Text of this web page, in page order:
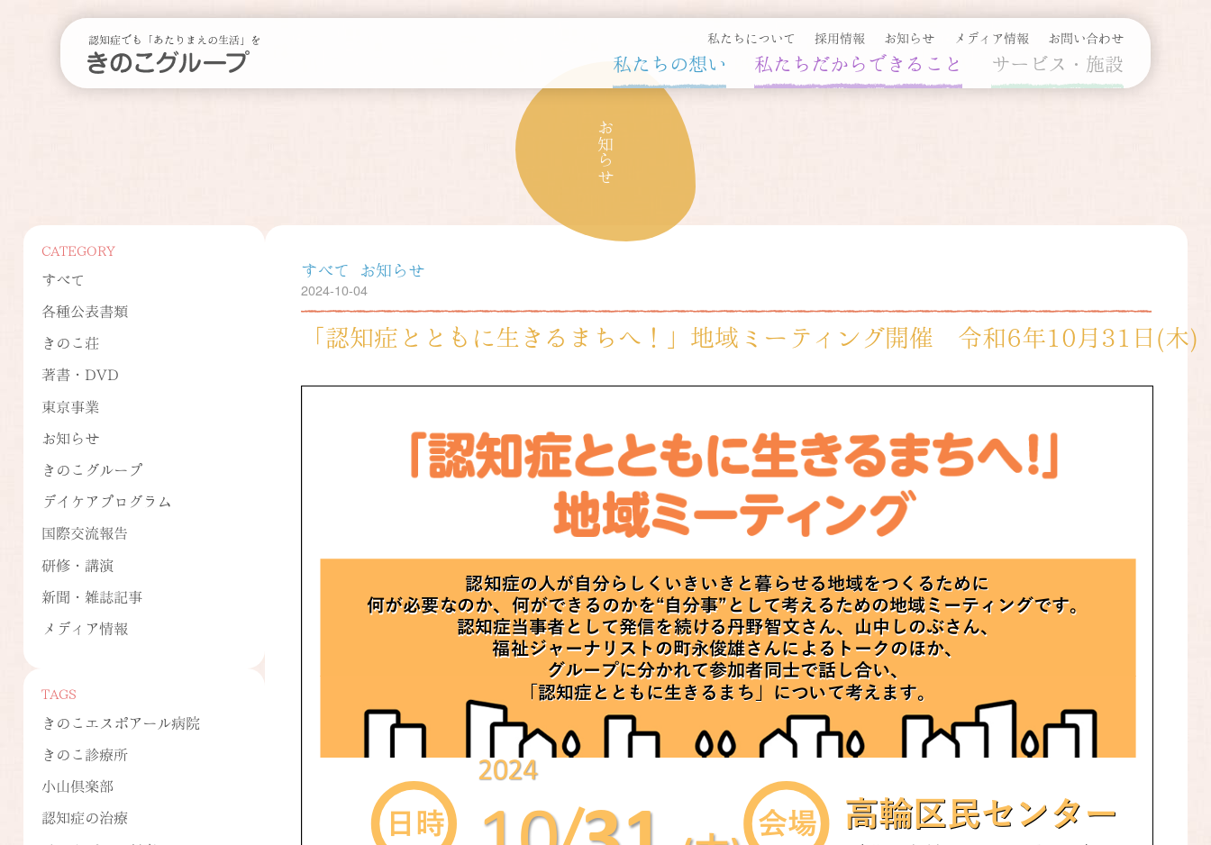
認知症でも「あたりまえの生活」を
私たちの想い 私たちだからできること サービス・施設
私たちについて 採用情報 お知らせ メディア情報 お問い合わせ
お知らせ
CATEGORY
すべて
各種公表書類
きのこ荘
著書・DVD
東京事業
お知らせ
きのこグループ
デイケアプログラム
国際交流報告
研修・講演
新聞・雑誌記事
メディア情報
TAGS
きのこエスポアール病院
きのこ診療所
小山倶楽部
認知症の治療
すべて
お知らせ
2024-10-04
「認知症とともに生きるまちへ！」地域ミーティング開催 令和6年10月31日(木)